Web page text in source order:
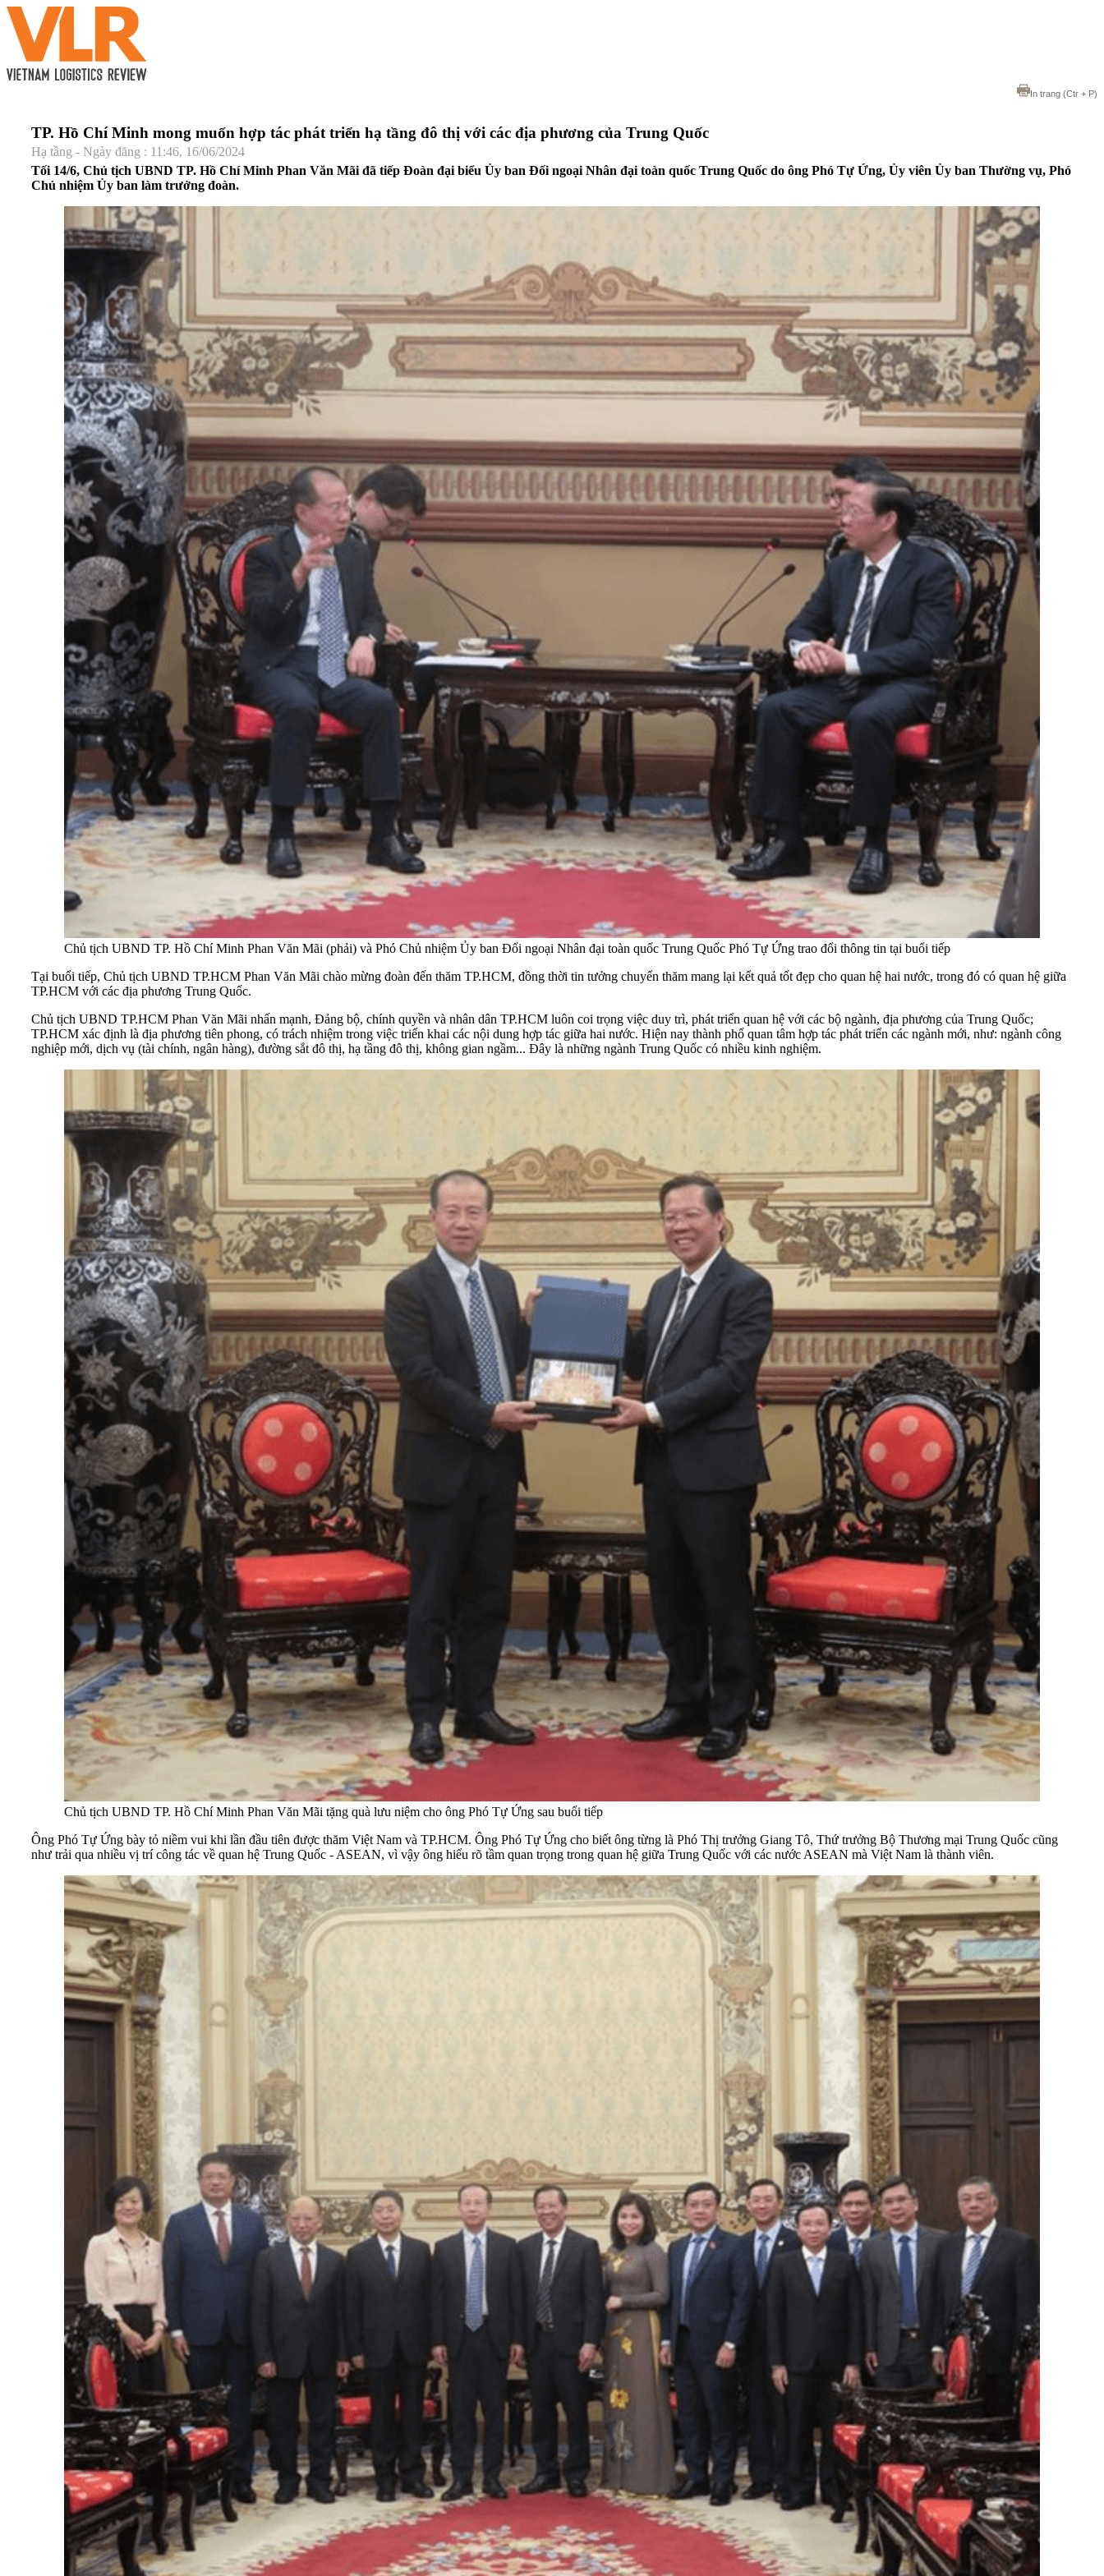
In trang (Ctr + P)
TP. Hồ Chí Minh mong muốn hợp tác phát triển hạ tầng đô thị với các địa phương của Trung Quốc
Hạ tầng - Ngày đăng : 11:46, 16/06/2024
Tối 14/6, Chủ tịch UBND TP. Hồ Chí Minh Phan Văn Mãi đã tiếp Đoàn đại biểu Ủy ban Đối ngoại Nhân đại toàn quốc Trung Quốc do ông Phó Tự Ứng, Ủy viên Ủy ban Thường vụ, Phó
Chủ nhiệm Ủy ban làm trưởng đoàn.
Chủ tịch UBND TP. Hồ Chí Minh Phan Văn Mãi (phải) và Phó Chủ nhiệm Ủy ban Đối ngoại Nhân đại toàn quốc Trung Quốc Phó Tự Ứng trao đổi thông tin tại buổi tiếp
Tại buổi tiếp, Chủ tịch UBND TP.HCM Phan Văn Mãi chào mừng đoàn đến thăm TP.HCM, đồng thời tin tưởng chuyến thăm mang lại kết quả tốt đẹp cho quan hệ hai nước, trong đó có quan hệ giữa
TP.HCM với các địa phương Trung Quốc.
Chủ tịch UBND TP.HCM Phan Văn Mãi nhấn mạnh, Đảng bộ, chính quyền và nhân dân TP.HCM luôn coi trọng việc duy trì, phát triển quan hệ với các bộ ngành, địa phương của Trung Quốc;
TP.HCM xác định là địa phương tiên phong, có trách nhiệm trong việc triển khai các nội dung hợp tác giữa hai nước. Hiện nay thành phố quan tâm hợp tác phát triển các ngành mới, như: ngành công
nghiệp mới, dịch vụ (tài chính, ngân hàng), đường sắt đô thị, hạ tầng đô thị, không gian ngầm... Đây là những ngành Trung Quốc có nhiều kinh nghiệm.
Chủ tịch UBND TP. Hồ Chí Minh Phan Văn Mãi tặng quà lưu niệm cho ông Phó Tự Ứng sau buổi tiếp
Ông Phó Tự Ứng bày tỏ niềm vui khi lần đầu tiên được thăm Việt Nam và TP.HCM. Ông Phó Tự Ứng cho biết ông từng là Phó Thị trưởng Giang Tô, Thứ trưởng Bộ Thương mại Trung Quốc cũng
như trải qua nhiều vị trí công tác về quan hệ Trung Quốc - ASEAN, vì vậy ông hiểu rõ tầm quan trọng trong quan hệ giữa Trung Quốc với các nước ASEAN mà Việt Nam là thành viên.